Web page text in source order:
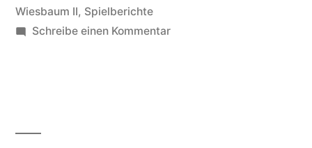
Wiesbaum II, Spielberichte
Schreibe einen Kommentarzu